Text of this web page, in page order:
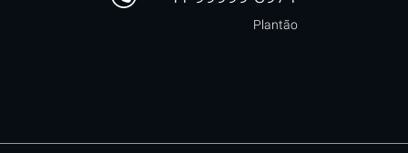
Plantão